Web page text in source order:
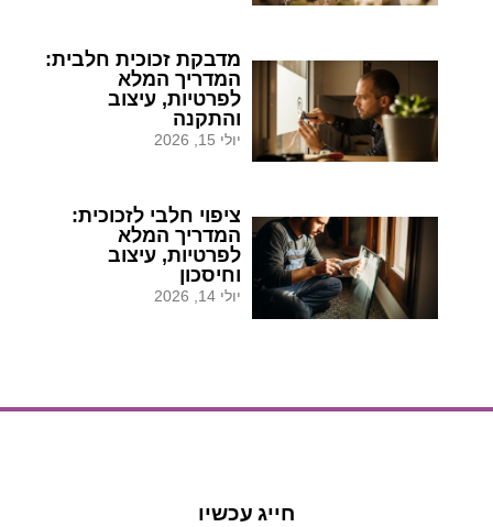
מדבקת זכוכית חלבית:
המדריך המלא
לפרטיות, עיצוב
והתקנה
יולי 15, 2026
ציפוי חלבי לזכוכית:
המדריך המלא
לפרטיות, עיצוב
וחיסכון
יולי 14, 2026
חייג עכשיו